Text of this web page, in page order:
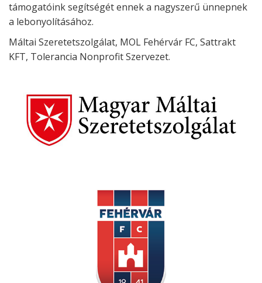
támogatóink segítségét ennek a nagyszerű ünnepnek
a lebonyolításához.
Máltai Szeretetszolgálat, MOL Fehérvár FC, Sattrakt
KFT, Tolerancia Nonprofit Szervezet.